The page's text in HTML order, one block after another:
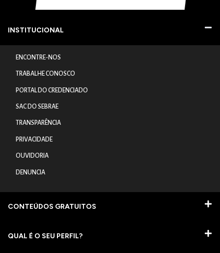
INSTITUCIONAL
ENCONTRE-NOS
TRABALHE CONOSCO
PORTAL DO CREDENCIADO
SAC DO SEBRAE
TRANSPARÊNCIA
PRIVACIDADE
OUVIDORIA
DENUNCIA
CONTEÚDOS GRATUITOS
QUAL É O SEU PERFIL?